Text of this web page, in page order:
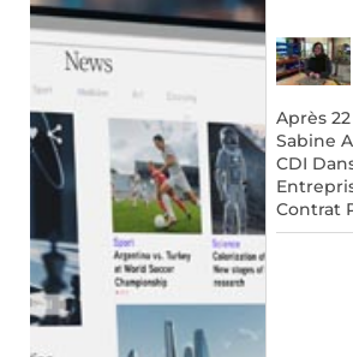
Après 22
Sabine
CDI
Contrat